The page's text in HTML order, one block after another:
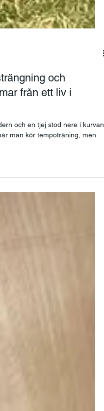
och
från ett liv i
och en tjej stod nere i kurvan